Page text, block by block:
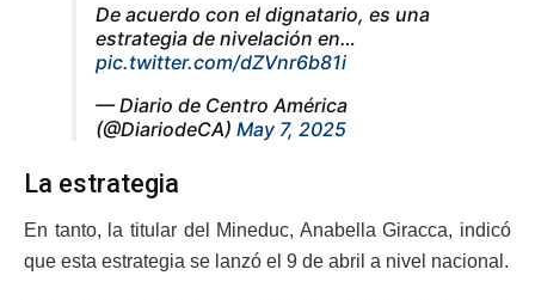
De acuerdo con el dignatario, es una
estrategia de nivelación en…
pic.twitter.com/dZVnr6b81i
— Diario de Centro América
(@DiariodeCA) May 7, 2025
La estrategia
En tanto, la titular del Mineduc, Anabella Giracca, indicó
que esta estrategia se lanzó el 9 de abril a nivel nacional.